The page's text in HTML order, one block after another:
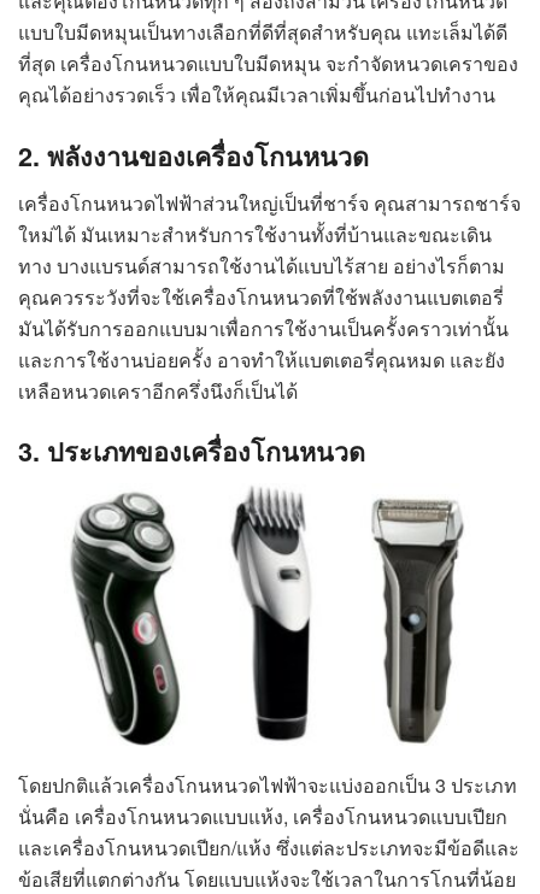
แบบใบมีดหมุนเป็นทางเลือกที่ดีที่สุดสำหรับคุณ แทะเล็มได้ดี
ที่สุด เครื่องโกนหนวดแบบใบมีดหมุน จะกำจัดหนวดเคราของ
คุณได้อย่างรวดเร็ว เพื่อให้คุณมีเวลาเพิ่มขึ้นก่อนไปทำงาน
2. พลังงานของเครื่องโกนหนวด
เครื่องโกนหนวดไฟฟ้าส่วนใหญ่เป็นที่ชาร์จ คุณสามารถชาร์จ
ใหม่ได้ มันเหมาะสำหรับการใช้งานทั้งที่บ้านและขณะเดิน
ทาง บางแบรนด์สามารถใช้งานได้แบบไร้สาย อย่างไรก็ตาม
คุณควรระวังที่จะใช้เครื่องโกนหนวดที่ใช้พลังงานแบตเตอรี่
มันได้รับการออกแบบมาเพื่อการใช้งานเป็นครั้งคราวเท่านั้น
และการใช้งานบ่อยครั้ง อาจทำให้แบตเตอรี่คุณหมด และยัง
เหลือหนวดเคราอีกครึ่งนึงก็เป็นได้
3. ประเภทของเครื่องโกนหนวด
โดยปกติแล้วเครื่องโกนหนวดไฟฟ้าจะแบ่งออกเป็น 3 ประเภท
นั่นคือ เครื่องโกนหนวดแบบแห้ง, เครื่องโกนหนวดแบบเปียก
และเครื่องโกนหนวดเปียก/แห้ง ซึ่งแต่ละประเภทจะมีข้อดีและ
ข้อเสียที่แตกต่างกัน โดยแบบแห้งจะใช้เวลาในการโกนที่น้อย